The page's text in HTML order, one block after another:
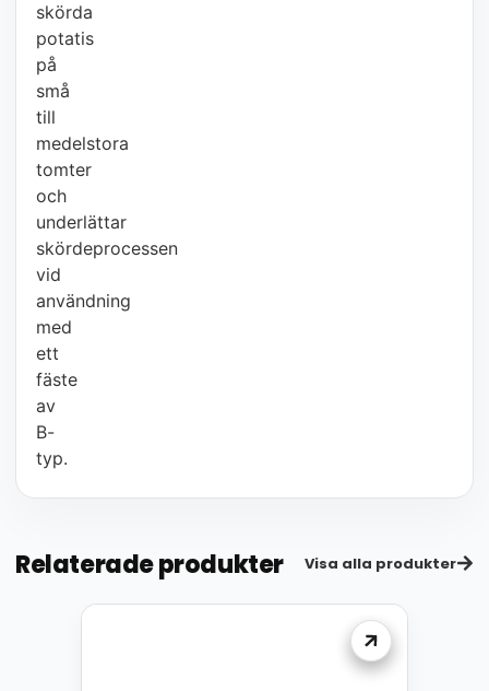
skörda
potatis
på
små
till
medelstora
tomter
och
underlättar
skördeprocessen
vid
användning
med
ett
fäste
av
B-
typ.
Relaterade produkter Visa alla produkter